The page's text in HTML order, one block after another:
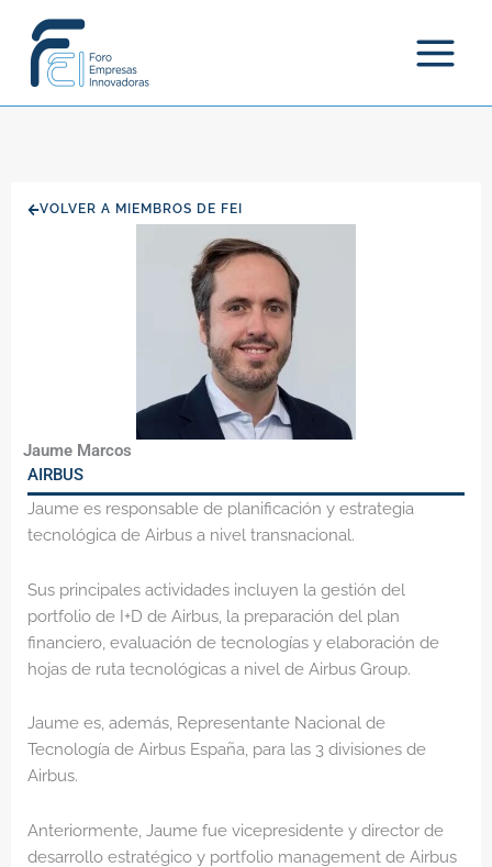
contenido
VOLVER A MIEMBROS DE FEI
Jaume Marcos
AIRBUS
Jaume es responsable de planificación y estrategia
tecnológica de Airbus a nivel transnacional.
Sus principales actividades incluyen la gestión del
portfolio de I+D de Airbus, la preparación del plan
financiero, evaluación de tecnologías y elaboración de
hojas de ruta tecnológicas a nivel de Airbus Group.
Jaume es, además, Representante Nacional de
Tecnología de Airbus España, para las 3 divisiones de
Airbus.
Anteriormente, Jaume fue vicepresidente y director de
desarrollo estratégico y portfolio management de Airbus